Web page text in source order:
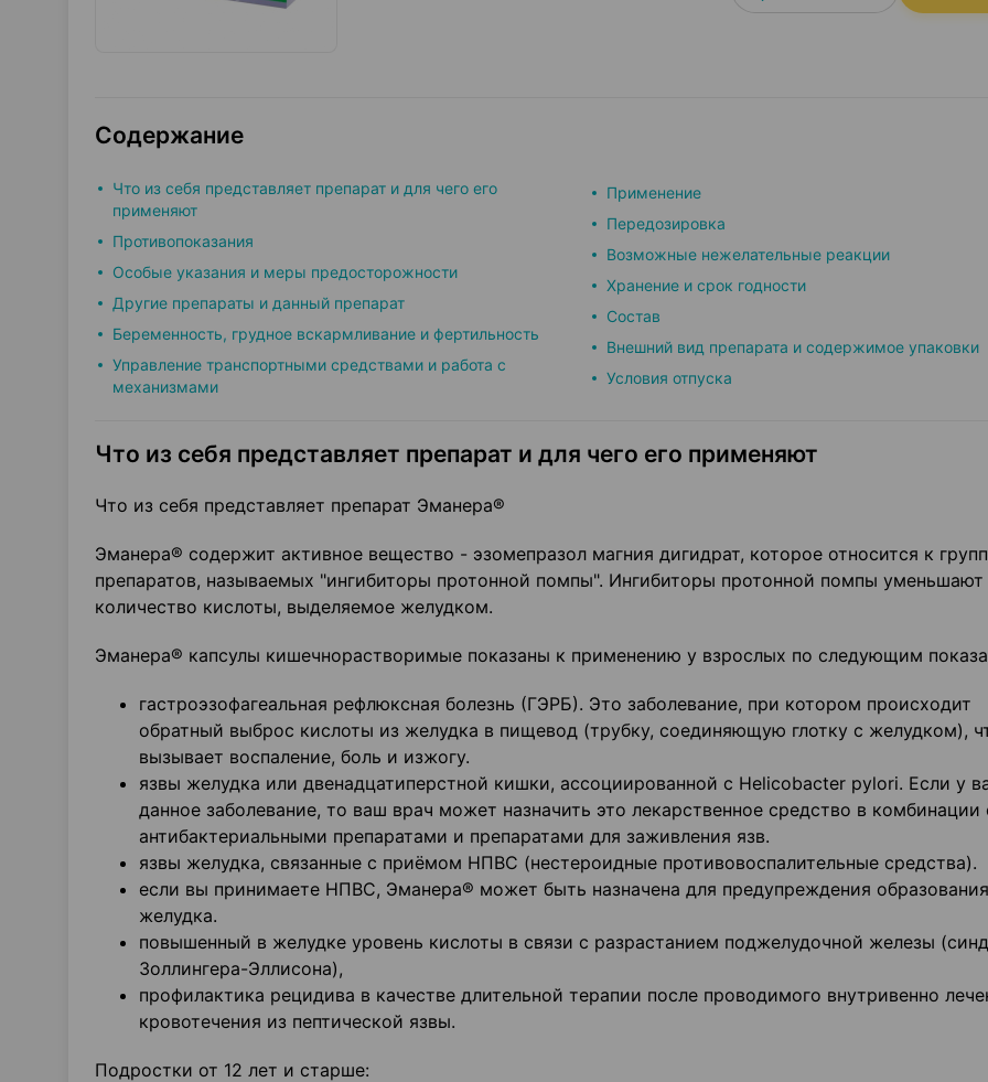
Содержание
Что из себя представляет препарат и для чего его
применяют
Противопоказания
Особые указания и меры предосторожности
Другие препараты и данный препарат
Беременность, грудное вскармливание и фертильность
Управление транспортными средствами и работа с
механизмами
Применение
Передозировка
Возможные нежелательные реакции
Хранение и срок годности
Состав
Внешний вид препарата и содержимое упаковки
Условия отпуска
Что из себя представляет препарат и для чего его применяют
Что из себя представляет препарат Эманера®
Эманера® содержит активное вещество - эзомепразол магния дигидрат, которое относится к
препаратов, называемых "ингибиторы протонной помпы". Ингибиторы протонной помпы уменьшают
количество кислоты, выделяемое желудком.
Эманера® капсулы кишечнорастворимые показаны к применению у взрослых по следующим
гастроэзофагеальная рефлюксная болезнь (ГЭРБ). Это заболевание, при котором происходит
обратный выброс кислоты из желудка в пищевод (трубку, соединяющую глотку с желудком),
вызывает воспаление, боль и изжогу.
язвы желудка или двенадцатиперстной кишки, ассоциированной с Helicobacter pylori. Если у
данное заболевание, то ваш врач может назначить это лекарственное средство в комбинации
антибактериальными препаратами и препаратами для заживления язв.
язвы желудка, связанные с приёмом НПВС (нестероидные противовоспалительные средства).
если вы принимаете НПВС, Эманера® может быть назначена для предупреждения
желудка.
повышенный в желудке уровень кислоты в связи с разрастанием поджелудочной железы
Золлингера-Эллисона),
профилактика рецидива в качестве длительной терапии после проводимого внутривенно
кровотечения из пептической язвы.
Подростки от 12 лет и старше: